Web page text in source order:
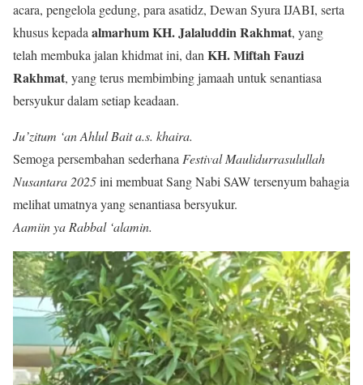
acara, pengelola gedung, para asatidz, Dewan Syura IJABI, serta
khusus kepada almarhum KH. Jalaluddin Rakhmat, yang
telah membuka jalan khidmat ini, dan KH. Miftah Fauzi
Rakhmat, yang terus membimbing jamaah untuk senantiasa
bersyukur dalam setiap keadaan.
Ju’zitum ‘an Ahlul Bait a.s. khaira.
Semoga persembahan sederhana Festival Maulidurrasulullah
Nusantara 2025ini membuat Sang Nabi SAW tersenyum bahagia
melihat umatnya yang senantiasa bersyukur.
Aamiin ya Rabbal ‘alamin.